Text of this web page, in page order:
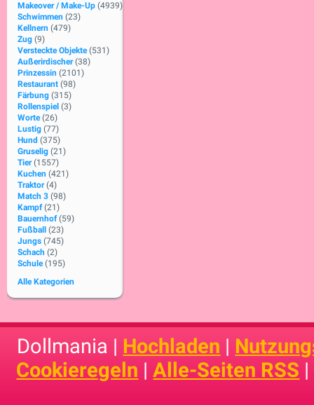
Makeover / Make-Up (4939)
Schwimmen (23)
Kellnern (479)
Zug (9)
Versteckte Objekte (531)
Außerirdischer (38)
Prinzessin (2101)
Restaurant (98)
Färbung (315)
Rollenspiel (3)
Worte (26)
Lustig (77)
Hund (375)
Gruselig (21)
Tier (1557)
Kuchen (421)
Traktor (4)
Match 3 (98)
Kampf (21)
Bauernhof (59)
Fußball
(23)
Jungs (745)
Schach (2)
Schule (195)
Alle Kategorien
Dollmania | Hochladen |
Cookieregeln |Alle-Seiten RSS |